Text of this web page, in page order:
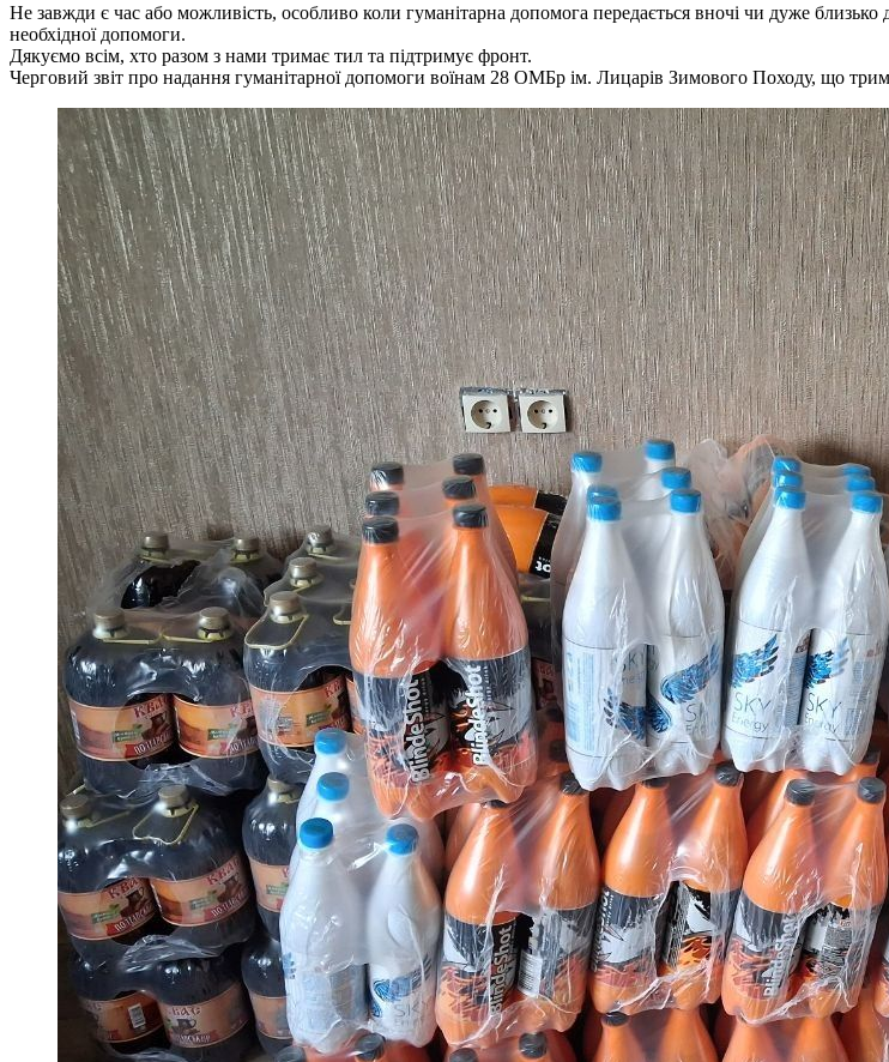
Не завжди є час або можливість, особливо коли гуманітарна допомога передається вночі чи дуже
необхідної допомоги.
Дякуємо всім, хто разом з нами тримає тил та підтримує фронт.
Черговий звіт про надання гуманітарної допомоги воїнам 28 ОМБр ім. Лицарів Зимового Походу, що